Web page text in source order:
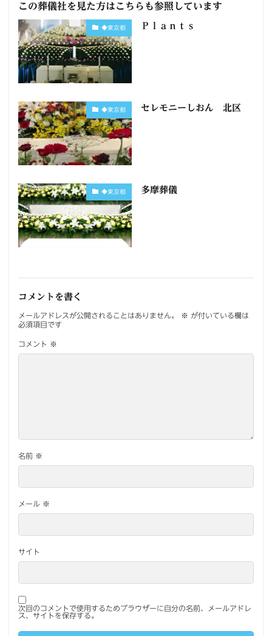
この葬儀社を見た方はこちらも参照しています
◆東京都 Ｐｌａｎｔｓ
◆東京都 セレモニーしおん 北区
◆東京都 多摩葬儀
コメントを書く
メールアドレスが公開されることはありません。 ※ が付いている欄は
必須項目です
コメント ※
名前 ※
メール ※
サイト
次回のコメントで使用するためブラウザーに自分の名前、メールアドレ
ス、サイトを保存する。